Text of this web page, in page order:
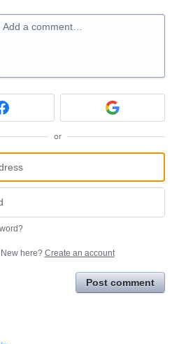
Add a comment…
or
New here? Create an account
Post comment